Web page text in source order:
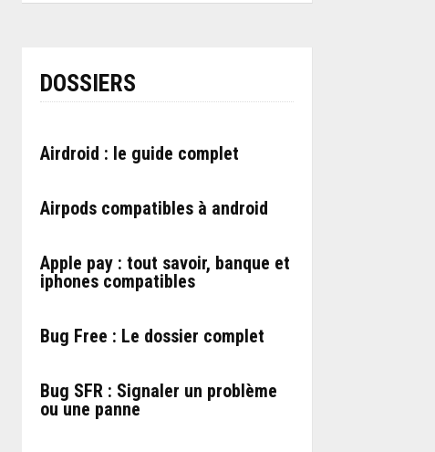
DOSSIERS
Airdroid : le guide complet
Airpods compatibles à android
Apple pay : tout savoir, banque et
iphones compatibles
Bug Free : Le dossier complet
Bug SFR : Signaler un problème
ou une panne